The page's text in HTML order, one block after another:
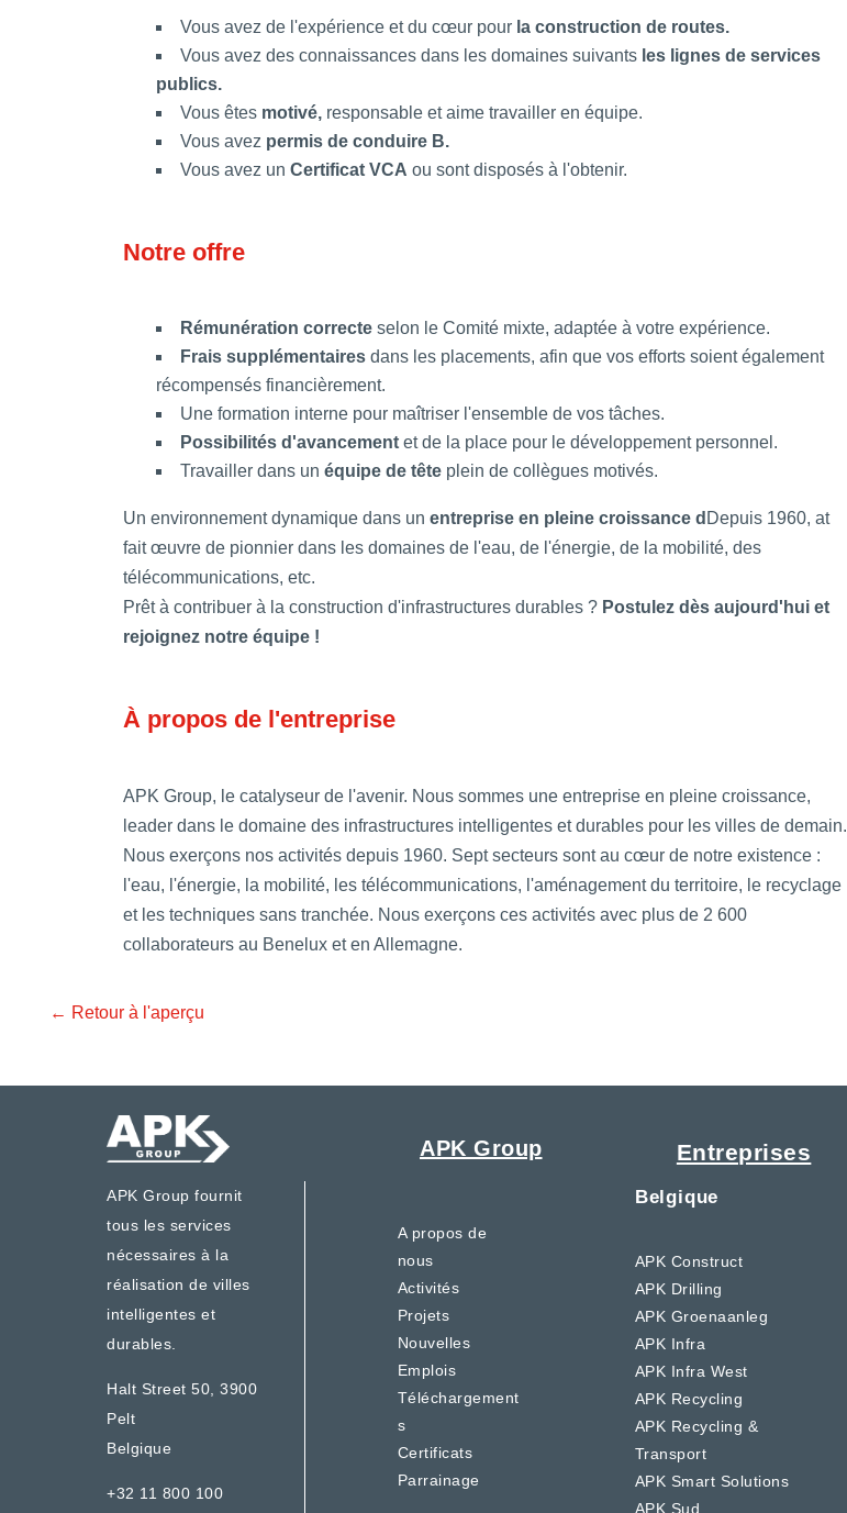
Vous avez de l'expérience et du cœur pour la construction de routes.
Vous avez des connaissances dans les domaines suivants les lignes de services
publics.
Vous êtes motivé, responsable et aime travailler en équipe.
Vous avez permis de conduire B.
Vous avez un Certificat VCA ou sont disposés à l'obtenir.
Notre offre
Rémunération correcte selon le Comité mixte, adaptée à votre expérience.
Frais supplémentaires dans les placements, afin que vos efforts soient également
récompensés financièrement.
Une formation interne pour maîtriser l'ensemble de vos tâches.
Possibilités d'avancementet de la place pour le développement personnel.
Travailler dans unéquipe de tête plein de collègues motivés.
Un environnement dynamique dans un entreprise en pleine croissance d Depuis 1960, at
fait œuvre de pionnier dans les domaines de l'eau, de l'énergie, de la mobilité, des
télécommunications, etc.
Prêt à contribuer à la construction d'infrastructures durables ? Postulez dès aujourd'hui et
rejoignez notre équipe !
À propos de l'entreprise
APK Group, le catalyseur de l'avenir. Nous sommes une entreprise en pleine croissance,
leader dans le domaine des infrastructures intelligentes et durables pour les villes de demain.
Nous exerçons nos activités depuis 1960. Sept secteurs sont au cœur de notre existence :
l'eau, l'énergie, la mobilité, les télécommunications, l'aménagement du territoire, le recyclage
et les techniques sans tranchée. Nous exerçons ces activités avec plus de 2 600
collaborateurs au Benelux et en Allemagne.
← Retour à l'aperçu
APK Group Entreprises
APK Group fournit
tous les services
nécessaires à la
réalisation de villes
intelligentes et
durables.
Halt Street 50, 3900
Pelt
Belgique
+32 11 800 100
A propos de
nous
Activités
Projets
Nouvelles
Emplois
Téléchargement
s
Certificats
Parrainage
Belgique
APK Construct
APK Drilling
APK Groenaanleg
APK Infra
APK Infra West
APK Recycling
APK Recycling &
Transport
APK Smart Solutions
APK Sud